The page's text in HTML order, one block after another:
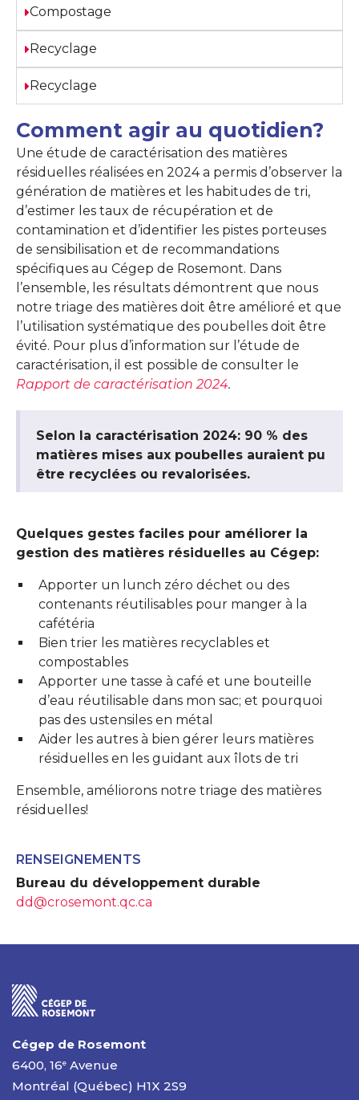
Compostage
Recyclage
Recyclage
Comment agir au quotidien?
Une étude de caractérisation des matières
résiduelles réalisées en 2024 a permis d’observer la
génération de matières et les habitudes de tri,
d’estimer les taux de récupération et de
contamination et d’identifier les pistes porteuses
de sensibilisation et de recommandations
spécifiques au Cégep de Rosemont. Dans
l’ensemble, les résultats démontrent que nous
notre triage des matières doit être amélioré et que
l’utilisation systématique des poubelles doit être
évité. Pour plus d’information sur l’étude de
caractérisation, il est possible de consulter le
Rapport de caractérisation 2024.
Selon la caractérisation 2024: 90 % des
matières mises aux poubelles auraient pu
être recyclées ou revalorisées.
Quelques gestes faciles pour améliorer la
gestion des matières résiduelles au Cégep:
Apporter un lunch zéro déchet ou des
contenants réutilisables pour manger à la
cafétéria
Bien trier les matières recyclables et
compostables
Apporter une tasse à café et une bouteille
d’eau réutilisable dans mon sac; et pourquoi
pas des ustensiles en métal
Aider les autres à bien gérer leurs matières
résiduelles en les guidant aux îlots de tri
Ensemble, améliorons notre triage des matières
résiduelles!
RENSEIGNEMENTS
Bureau du développement durable
dd@crosemont.qc.ca
Cégep de Rosemont
6400, 16e Avenue
Montréal (Québec) H1X 2S9